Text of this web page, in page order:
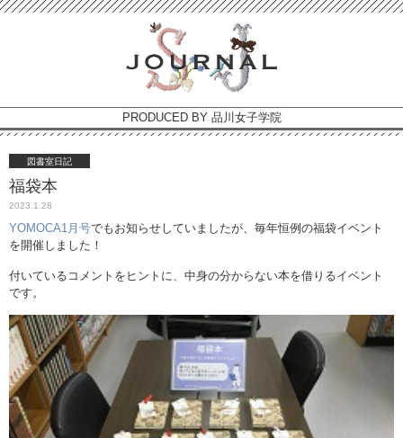
PRODUCED BY 品川女子学院
図書室日記
福袋本
2023.1.28
YOMOCA1月号でもお知らせしていましたが、毎年恒例の福袋イベント
を開催しました！
付いているコメントをヒントに、中身の分からない本を借りるイベント
です。